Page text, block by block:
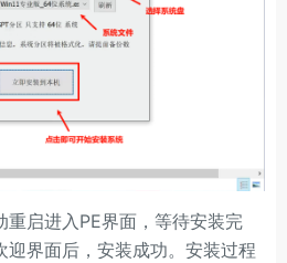
重启进入PE界面，等待安装完
迎界面后，安装成功。安装过程